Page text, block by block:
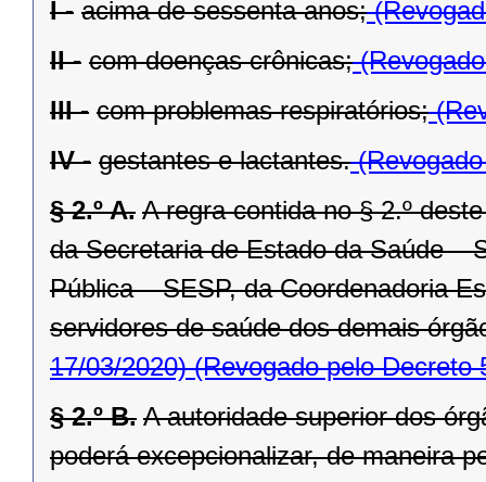
I - acima de sessenta anos;
II - com doenças crônicas;
III - com problemas respiratórios;
IV - gestantes e lactantes.(Revogado
§ 2.º A. A regra contida no § 2.º
da Secretaria de Estado da Saúde –
Pública – SESP, da Coordenadoria
servidores de saúde dos demais
17/03/2020)(Revogado pelo Decreto
§ 2.º B. A autoridade superior dos
poderá excepcionalizar, de maneira